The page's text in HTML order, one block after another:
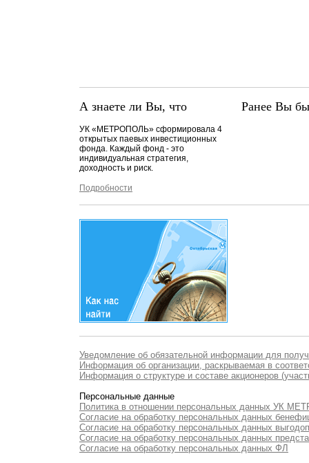
А знаете ли Вы, что
УК «МЕТРОПОЛЬ» сформировала 4
открытых паевых инвестиционных
фонда. Каждый фонд - это
индивидуальная стратегия,
доходность и риск.
Подробности
Ранее Вы
Уведомление об обязательной информации для
Информация об организации, раскрываемая в
Информация о структуре и составе акционеров
Персональные данные
Политика в отношении персональных данных УК
Согласие на обработку персональных данных
Согласие на обработку персональных данных
Согласие на обработку персональных данных
Согласие на обработку персональных данных ФЛ